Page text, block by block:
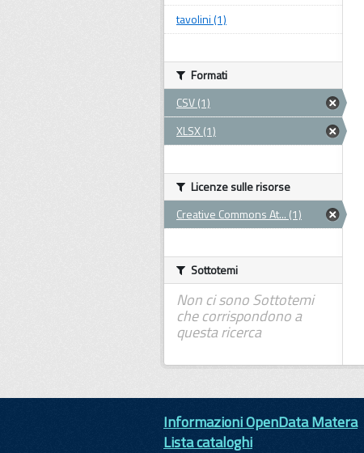
tavolini (1)
Formati
CSV (1)
XLSX (1)
Licenze sulle risorse
Creative Commons At... (1)
Sottotemi
Non ci sono Sottotemi
che corrispondono a
questa ricerca
Informazioni OpenData Matera
Lista cataloghi